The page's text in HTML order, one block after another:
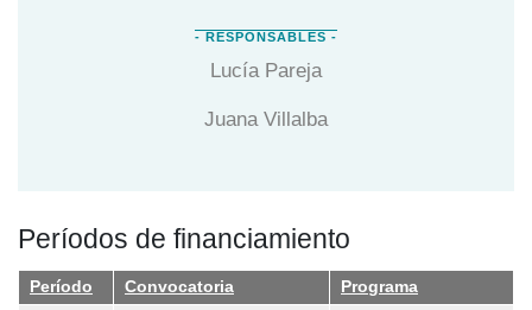
Lucía Pareja
Juana Villalba
Períodos de financiamiento
Período Convocatoria
Programa